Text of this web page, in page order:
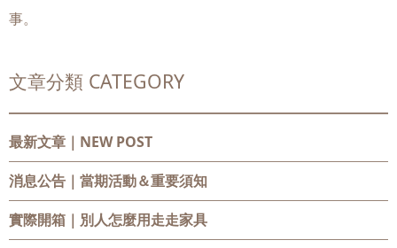
事。
文章分類 CATEGORY
最新文章｜NEW POST
消息公告 ｜當期活動＆重要須知
實際開箱 ｜別人怎麼用走走家具